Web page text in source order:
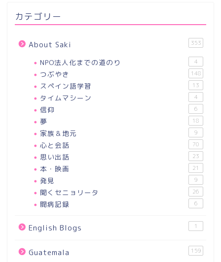
カテゴリー
About Saki 353
NPO法人化までの道のり 4
つぶやき 148
スペイン語学習 13
タイムマシーン 4
信仰 6
夢 18
家族＆地元 9
心と会話 70
思い出話 23
本・映画 21
発見 9
聞くセニョリータ 26
闘病記録 6
English Blogs 1
Guatemala 159